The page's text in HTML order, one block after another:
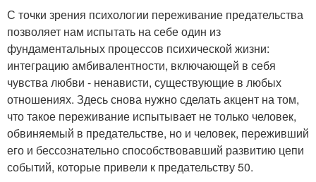
С точки зрения психологии переживание предательства
позволяет нам испытать на себе один из
фундаментальных процессов психической жизни:
интеграцию амбивалентности, включающей в себя
чувства любви - ненависти, существующие в любых
отношениях. Здесь снова нужно сделать акцент на том,
что такое переживание испытывает не только человек,
обвиняемый в предательстве, но и человек, переживший
его и бессознательно способствовавший развитию цепи
событий, которые привели к предательству 50.